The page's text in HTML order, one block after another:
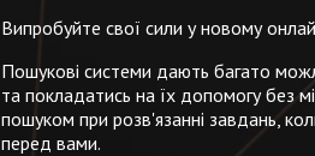
Випробуйте свої сили у новому
Пошукові системи дають багато
та покладатись на їх допомогу без
пошуком при розв'язанні завдань,
перед вами.